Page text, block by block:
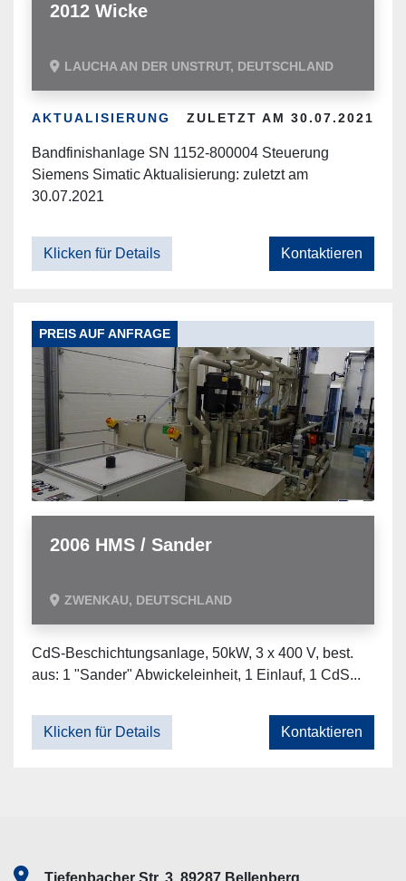
2012 Wicke
LAUCHA AN DER UNSTRUT, DEUTSCHLAND
AKTUALISIERUNG ZULETZT AM 30.07.2021
Bandfinishanlage SN 1152-800004 Steuerung
Siemens Simatic Aktualisierung: zuletzt am
30.07.2021
Klicken für Details Kontaktieren
PREIS AUF ANFRAGE
2006 HMS / Sander
ZWENKAU, DEUTSCHLAND
CdS-Beschichtungsanlage, 50kW, 3 x 400 V, best.
aus: 1 "Sander" Abwickeleinheit, 1 Einlauf, 1 CdS...
Klicken für Details Kontaktieren
Tiefenbacher Str. 3, 89287 Bellenberg